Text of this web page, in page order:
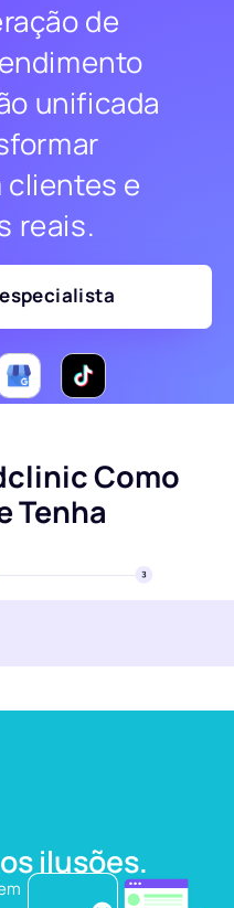
de
unificada
e
reais.
Como
Tenha
ilusões.